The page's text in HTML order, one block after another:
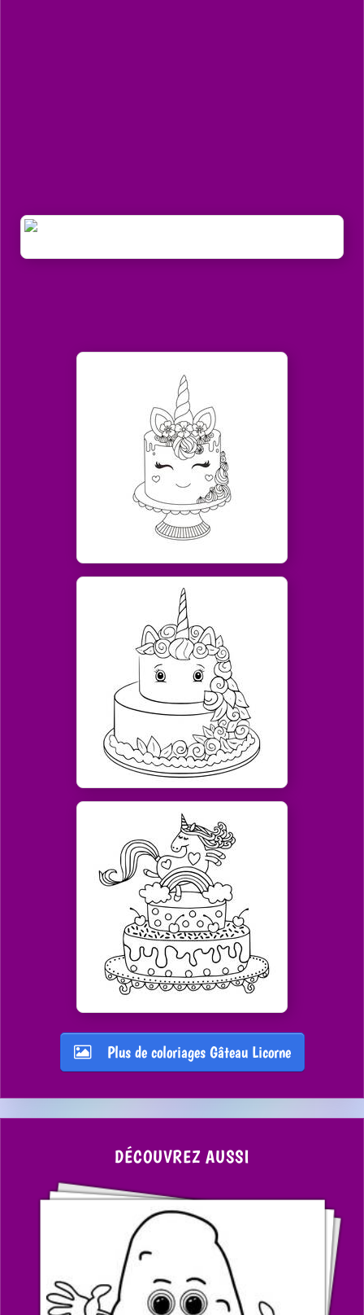
Plus de coloriages Gâteau Licorne
DÉCOUVREZ AUSSI